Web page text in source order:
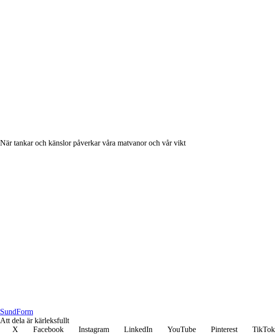
När tankar och känslor påverkar våra matvanor och vår vikt
SundForm
Att dela är kärleksfullt
X
Facebook Instagram LinkedIn YouTube Pinterest TikTok